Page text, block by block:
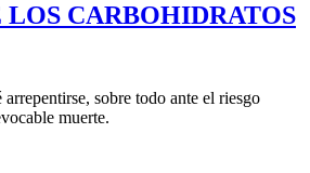
LOS CARBOHIDRATOS
sobre todo ante el riesgo
muerte.